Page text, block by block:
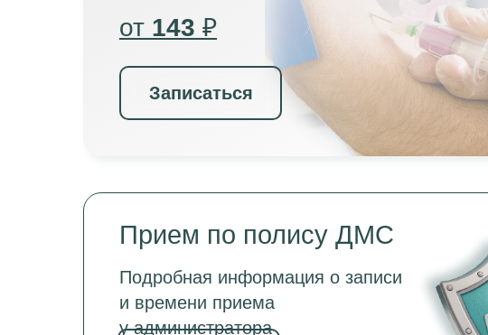
Подробная информация о записи
и времени приема
у администратора
Прием по полису ДМС
Записаться
от 143 ₽